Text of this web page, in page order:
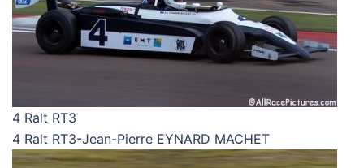
4 Ralt RT3
4 Ralt RT3-Jean-Pierre EYNARD MACHET